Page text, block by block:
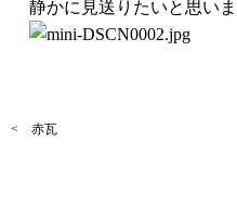
静かに見送りたいと思いま
< 赤瓦